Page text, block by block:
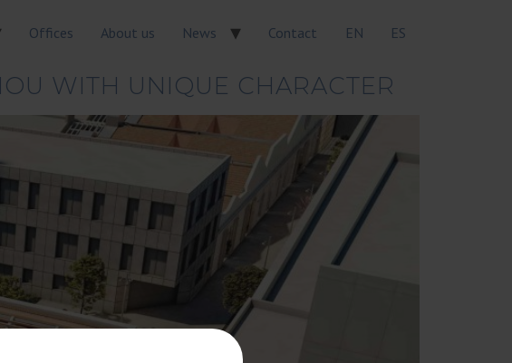
Offices About us News Contact EN ES
WITH UNIQUE CHARACTER